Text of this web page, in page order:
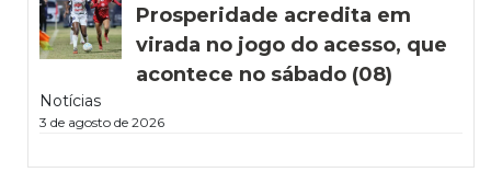
Prosperidade acredita em
virada no jogo do acesso, que
acontece no sábado (08)
Notícias
3 de agosto de 2026